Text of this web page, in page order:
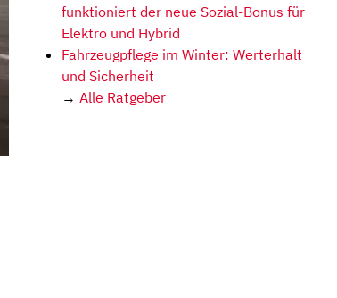
funktioniert der neue Sozial-Bonus für
Elektro und Hybrid
Fahrzeugpflege im Winter: Werterhalt
und Sicherheit
→ Alle Ratgeber